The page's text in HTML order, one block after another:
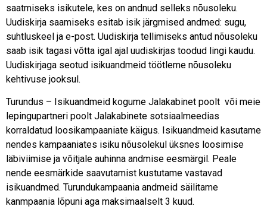
saatmiseks isikutele, kes on andnud selleks nõusoleku.
Uudiskirja saamiseks esitab isik järgmised andmed: sugu,
suhtluskeel ja e-post. Uudiskirja tellimiseks antud nõusoleku
saab isik tagasi võtta igal ajal uudiskirjas toodud lingi kaudu.
Uudiskirjaga seotud isikuandmeid töötleme nõusoleku
kehtivuse jooksul.
Turundus – Isikuandmeid kogume Jalakabinet poolt või meie
lepingupartneri poolt Jalakabinete sotsiaalmeedias
korraldatud loosikampaaniate käigus. Isikuandmeid kasutame
nendes kampaaniates isiku nõusolekul üksnes loosimise
läbiviimise ja võitjale auhinna andmise eesmärgil. Peale
nende eesmärkide saavutamist kustutame vastavad
isikuandmed. Turundukampaania andmeid säilitame
kanmpaania lõpuni aga maksimaalselt 3 kuud.